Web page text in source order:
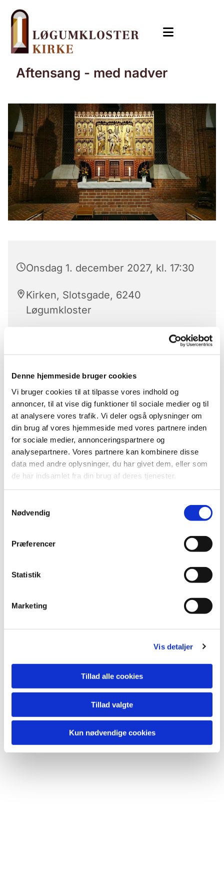
Denne hjemmeside bruger cookies
Vi bruger cookies til at tilpasse vores indhold og
annoncer, til at vise dig funktioner til sociale medier og til
at analysere vores trafik. Vi deler også oplysninger om
din brug af vores hjemmeside med vores partnere inden
for sociale medier, annonceringspartnere og
analysepartnere. Vores partnere kan kombinere disse
data med andre oplysninger, du har givet dem, eller som
de har indsamlet fra din brug af deres tjenester.
Nødvendig
Præferencer
Statistik
Marketing
Vis detaljer
Tillad alle cookies
Tillad valgte
Kun nødvendige cookies
Aftensang - med nadver
Onsdag 1. december 2027, kl. 17:30
Kirken, Slotsgade, 6240
Løgumkloster
Aftensangen ledes af kirkens præster eller en af
folkekirkens uddannelses- og videnscenters
præster.
Aftensang er for alle
Der serveres alkoholfri altervin.
Du vil måske også kunne
lide...